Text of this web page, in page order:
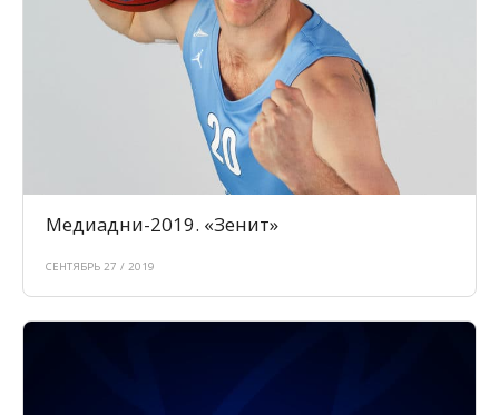
Медиадни-2019. «Зенит»
СЕНТЯБРЬ 27 / 2019